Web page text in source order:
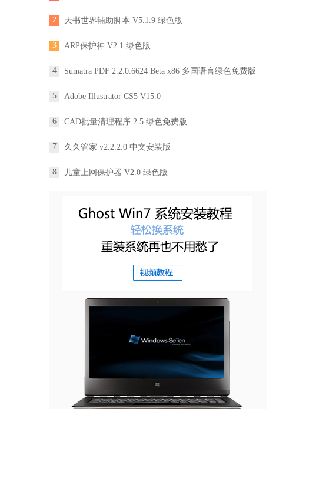
2 天书世界辅助脚本 V5.1.9 绿色版
3 ARP保护神 V2.1 绿色版
4 Sumatra PDF 2.2.0.6624 Beta x86 多国语言绿色免费版
5 Adobe Illustrator CS5 V15.0
6 CAD批量清理程序 2.5 绿色免费版
7 久久管家 v2.2.2.0 中文安装版
8 儿童上网保护器 V2.0 绿色版